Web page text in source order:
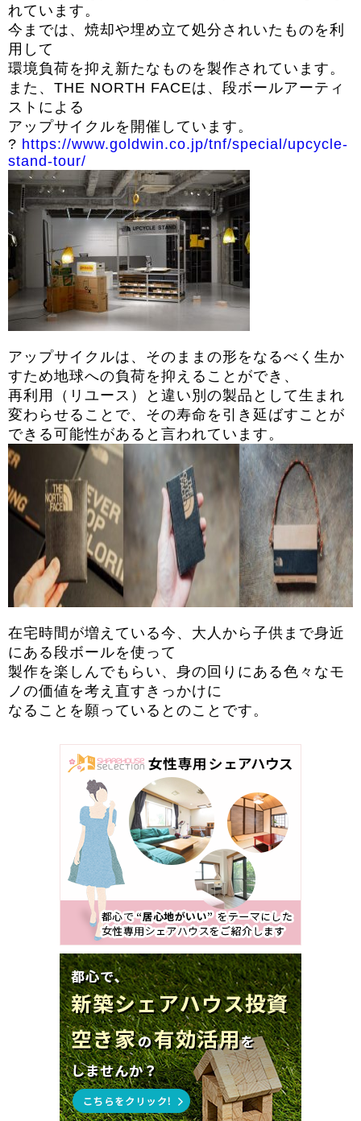
れています。
今までは、焼却や埋め立て処分されいたものを利
用して
環境負荷を抑え新たなものを製作されています。
また、THE NORTH FACEは、段ボールアーティ
ストによる
アップサイクルを開催しています。
? https://www.goldwin.co.jp/tnf/special/upcycle-
stand-tour/
アップサイクルは、 そのままの形をなるべく生か
すため地球への負荷を抑えることができ、
再利用（リユース）
と違い別の製品として生まれ
変わらせることで、 その寿命を引き延ばすことが
できる可能性があると言われています。
在宅時間が増えている今、 大人から子供まで身近
にある段ボールを使って
製作を楽しんでもらい、 身の回りにある色々なモ
ノの価値を考え直すきっかけに
なることを願っているとのことです。